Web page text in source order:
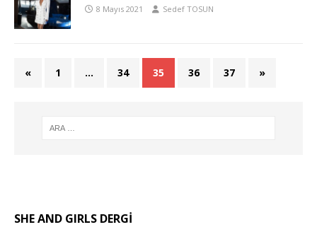
8 Mayıs 2021 Sedef TOSUN
« 1 … 34 35 36 37 »
SHE AND GIRLS DERGİ